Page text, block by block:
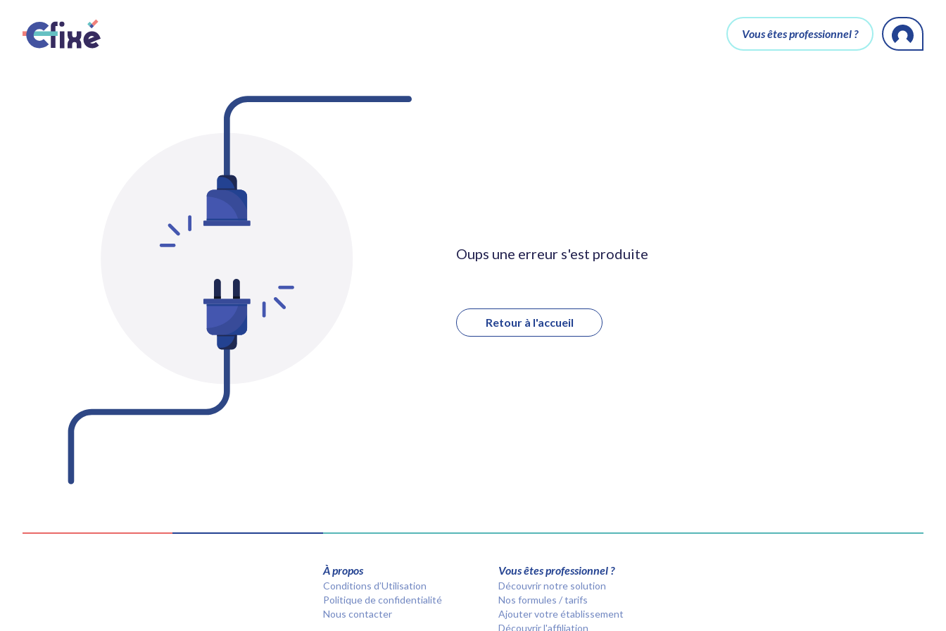
Vous êtes professionnel ?
Oups une erreur s'est produite
Retour à l'accueil
À propos
Conditions d’Utilisation
Politique de confidentialité
Nous contacter
Vous êtes professionnel ?
Découvrir notre solution
Nos formules / tarifs
Ajouter votre établissement
Découvrir l'affiliation